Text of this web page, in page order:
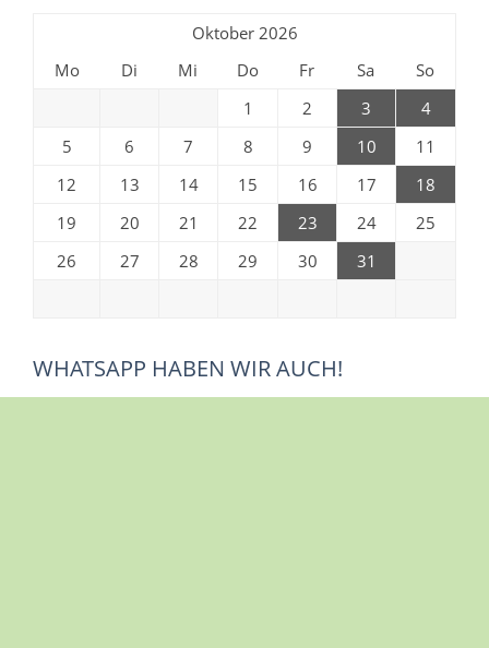
Oktober 2026
Mo
Di Mi Do Fr Sa
So
1
2 3
4
5
6 7 8 9 10
11
12
13 14 15 16 17
18
19
20 21 22 23 24
25
26
27 28 29 30 31
WHATSAPP HABEN WIR AUCH!